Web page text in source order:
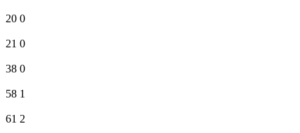
20 0
21 0
38 0
58 1
61 2